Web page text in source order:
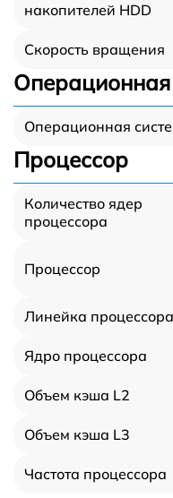
накопителей HDD
Скорость вращения
Операционная
Операционная
Процессор
Количество ядер
процессора
Процессор
Линейка процессора
Ядро процессора
Объем кэша L2
Объем кэша L3
Частота процессора